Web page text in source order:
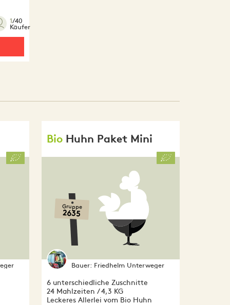
1/40
Käufer
Bio Huhn Paket Mini
Gruppe
2635
Bauer: Friedhelm Unterweger
6 unterschiedliche Zuschnitte
24 Mahlzeiten / 4,3 KG
Leckeres Allerlei vom Bio Huhn